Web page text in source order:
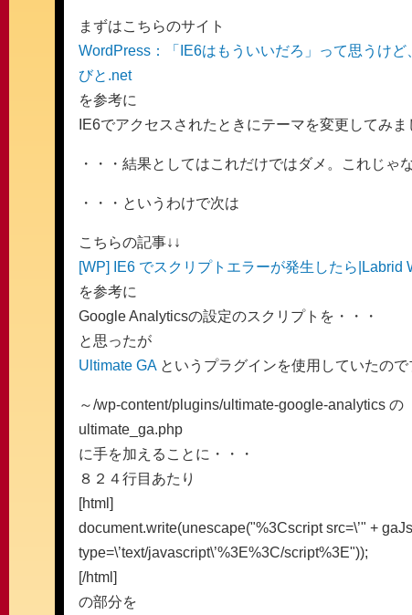
まずはこちらのサイト
WordPress：「IE6はもういいだろ」って思うけ
びと.net
を参考に
IE6でアクセスされたときにテーマを変更してみま
・・・結果としてはこれだけではダメ。これじゃ
・・・というわけで次は
こちらの記事↓↓
[WP] IE6 でスクリプトエラーが発生したら|Labrid
を参考に
Google Analyticsの設定のスクリプトを・・・
と思ったが
Ultimate GAというプラグインを使用していたの
～/wp-content/plugins/ultimate-google-analytics の
ultimate_ga.php
に手を加えることに・・・
８２４行目あたり
[html]
document.write(unescape("%3Cscript src=\’" +
type=\’text/javascript\’%3E%3C/script%3E"));
[/html]
の部分を